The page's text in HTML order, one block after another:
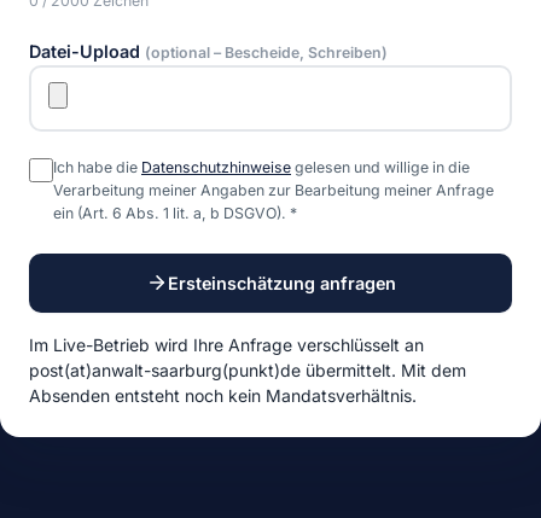
Datei-Upload (optional – Bescheide, Schreiben)
Ich habe die Datenschutzhinweise gelesen und willige in die
Verarbeitung meiner Angaben zur Bearbeitung meiner Anfrage
ein (Art. 6 Abs. 1 lit. a, b DSGVO). *
Ersteinschätzung anfragen
Im Live-Betrieb wird Ihre Anfrage verschlüsselt an
post(at)anwalt-saarburg(punkt)de übermittelt. Mit dem
Absenden entsteht noch kein Mandatsverhältnis.